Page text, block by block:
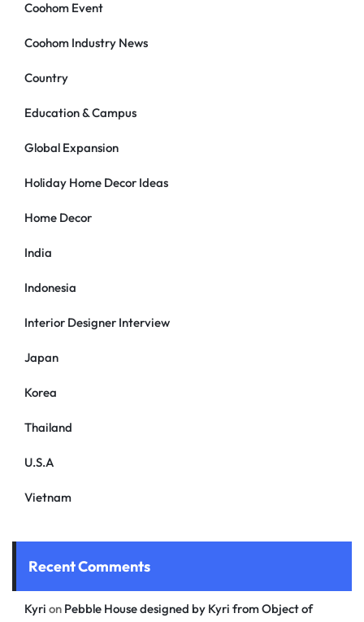
Coohom Event
Coohom Industry News
Country
Education & Campus
Global Expansion
Holiday Home Decor Ideas
Home Decor
India
Indonesia
Interior Designer Interview
Japan
Korea
Thailand
U.S.A
Vietnam
Recent Comments
Kyri on Pebble House designed by Kyri from Object of